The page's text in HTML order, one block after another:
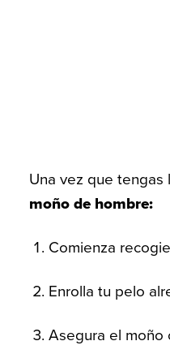
Una vez que
moño de hombre:
Comienza
Enrolla tu pelo
Asegura el moño